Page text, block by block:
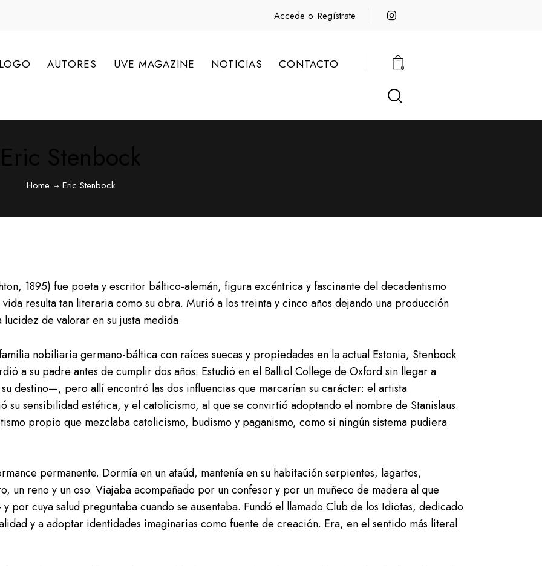
Accede o Regístrate
AUTORES UVE MAGAZINE NOTICIAS CONTACTO 0
Home Eric Stenbock
1895) fue poeta y escritor báltico-alemán, figura excéntrica y fascinante del decadentismo
resulta tan literaria como su obra. Murió a los treinta y cinco años dejando una producción
de valorar en su justa medida.
nobiliaria germano-báltica con raíces suecas y propiedades en la actual Estonia, Stenbock
a su padre antes de cumplir dos años. Estudió en el Balliol College de Oxford sin llegar a
destino—, pero allí encontró las dos influencias que marcarían su carácter: el artista
su sensibilidad estética, y el catolicismo, al que se convirtió adoptando el nombre de Stanislaus.
propio que mezclaba catolicismo, budismo y paganismo, como si ningún sistema pudiera
permanente. Dormía en un ataúd, mantenía en su habitación serpientes, lagartos,
un reno y un oso. Viajaba acompañado por un confesor y por un muñeco de madera al que
por cuya salud preguntaba cuando se ausentaba. Fundó el llamado Club de los Idiotas, dedicado
y a adoptar identidades imaginarias como fuente de creación. Era, en el sentido más literal